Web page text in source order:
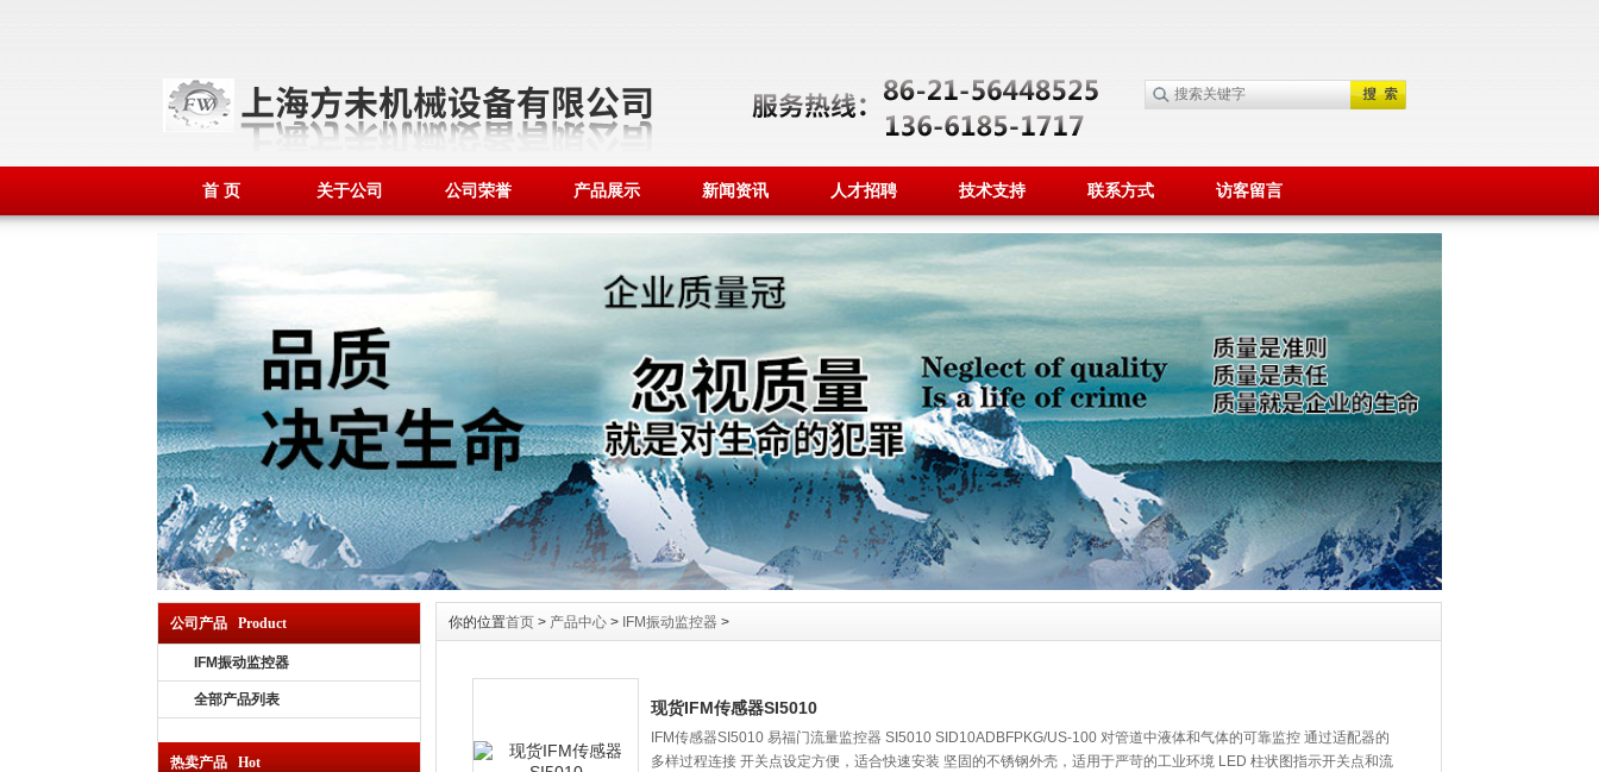
首 页 关于公司 公司荣誉 产品展示 新闻资讯 人才招聘 技术支持 联系方式 访客留言
公司产品 Product
IFM振动监控器
全部产品列表
热卖产品 Hot
你的位置首页 > 产品中心 > IFM振动监控器 >
现货IFM传感器SI5010
IFM传感器SI5010 易福门流量监控器 SI5010 SID10ADBFPKG/US-100 对管道中液体和气体的可靠监控 通过适配器的
多样过程连接 开关点设定方便，适合快速安装 坚固的不锈钢外壳，适用于严苛的工业环境 LED 柱状图指示开关点和流